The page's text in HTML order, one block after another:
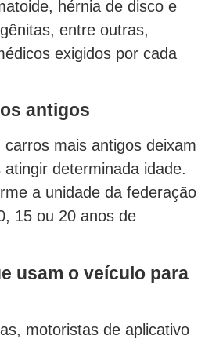
hérnia de disco e
entre outras,
exigidos por cada
antigos
mais antigos deixam
determinada idade.
a unidade da federação
15 ou 20 anos de
usam o veículo para
motoristas de aplicativo